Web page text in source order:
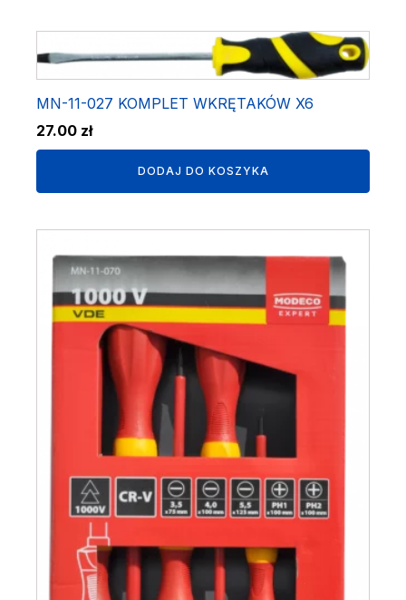
MN-11-027 KOMPLET WKRĘTAKÓW X6
27.00 zł
DODAJ DO KOSZYKA